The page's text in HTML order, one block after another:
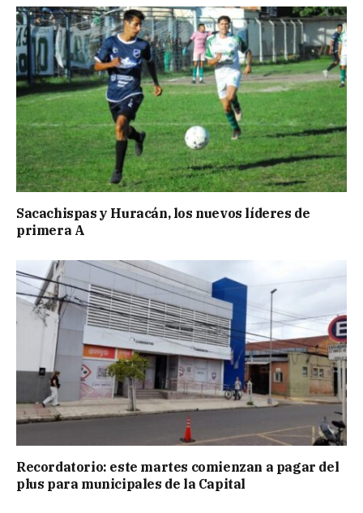
Sacachispas y Huracán, los nuevos líderes de
primera A
Recordatorio: este martes comienzan a pagar del
plus para municipales de la Capital